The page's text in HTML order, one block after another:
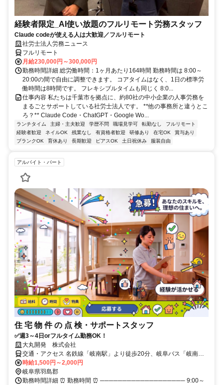
経験者限定_AI使い放題のフルリモート労務スタッフ
Claude codeが使える人は大歓迎／フルリモート
社労士法人労務ニュース
フルリモート
月給230,000円～300,000円
勤務時間詳細 総労働時間：1ヶ月あたり164時間 勤務時間は 8:00～
20:00の間で自由に調整できます。 コアタイムはなく、1日の標準労
働時間は8時間です。 フレキシブルタイムも同じく 8:0...
仕事内容 私たちは千葉市を拠点に、約80社の中小企業の人事労務を
まるごとサポートしている社労士法人です。 **他の事務所と違うとこ
ろ？** Claude Code・ChatGPT・Google Wo...
ランチタイム 主婦・主夫歓迎 学歴不問 職場見学可 転勤なし
フルリモート
経験者歓迎
ネイルOK 残業なし 有資格者歓迎 研修あり 在宅OK
賞与あり
ブランクOK
育休あり 長期歓迎 ピアスOK 土日祝休み 服装自由
アルバイト・パート
住 宅 物 件 の 点 検・サポートスタッフ
✅週3～4日orフルタイム勤務OK！
大丸開発 株式会社
交通・アクセス 名鉄線「岐南駅」より徒歩20分、岐阜バス「岐南町
三宅」バス停より徒歩2分
時給1,500円～2,000円
岐阜県羽島郡
勤務時間詳細 ⏰ 勤務時間 ⏰ ─────────────────── 9:00～